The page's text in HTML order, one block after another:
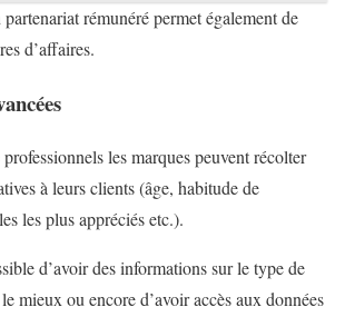
rémunéré permet également de
d’affaires.
les marques peuvent récolter
à leurs clients (âge, habitude de
les plus appréciés etc.).
d’avoir des informations sur le type de
mieux ou encore d’avoir accès aux données